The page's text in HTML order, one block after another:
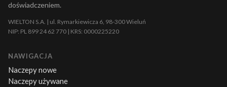
doświadczeniem.
WIELTON S.A. | ul. Rymarkiewicza 6, 98-300 Wieluń
NIP: PL 899 24 62 770 | KRS: 0000225220
NAWIGACJA
Naczepy nowe
Naczepy używane